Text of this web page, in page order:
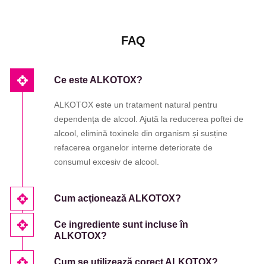
FAQ
Ce este ALKOTOX?
ALKOTOX este un tratament natural pentru
dependența de alcool. Ajută la reducerea poftei de
alcool, elimină toxinele din organism și susține
refacerea organelor interne deteriorate de
consumul excesiv de alcool.
Cum acţionează ALKOTOX?
Ce ingrediente sunt incluse în
ALKOTOX?
Cum se utilizează corect ALKOTOX?